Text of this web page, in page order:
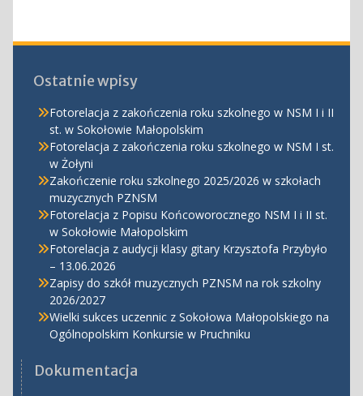
Ostatnie wpisy
Fotorelacja z zakończenia roku szkolnego w NSM I i II
st. w Sokołowie Małopolskim
Fotorelacja z zakończenia roku szkolnego w NSM I st.
w Żołyni
Zakończenie roku szkolnego 2025/2026 w szkołach
muzycznych PZNSM
Fotorelacja z Popisu Końcoworocznego NSM I i II st.
w Sokołowie Małopolskim
Fotorelacja z audycji klasy gitary Krzysztofa Przybyło
– 13.06.2026
Zapisy do szkół muzycznych PZNSM na rok szkolny
2026/2027
Wielki sukces uczennic z Sokołowa Małopolskiego na
Ogólnopolskim Konkursie w Pruchniku
Dokumentacja